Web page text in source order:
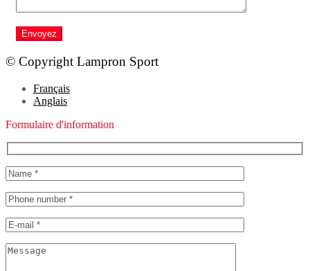
Envoyez
© Copyright Lampron Sport
Français
Anglais
Formulaire d'information